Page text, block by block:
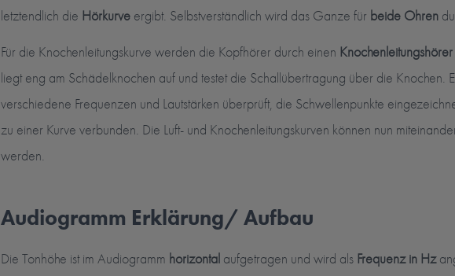
letztendlich die Hörkurve ergibt. Selbstverständlich wird das Ganze für beide Ohren
Für die Knochenleitungskurve werden die Kopfhörer durch einen Knochenleitungshörer
liegt eng am Schädelknochen auf und testet die Schallübertragung über die Knochen.
verschiedene Frequenzen und Lautstärken überprüft, die Schwellenpunkte
zu einer Kurve verbunden. Die Luft- und Knochenleitungskurven können nun
werden.
Audiogramm Erklärung/ Aufbau
Die Tonhöhe ist im Audiogramm horizontal aufgetragen und wird als Frequenz in Hz